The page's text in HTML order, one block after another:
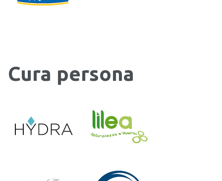
Cura persona